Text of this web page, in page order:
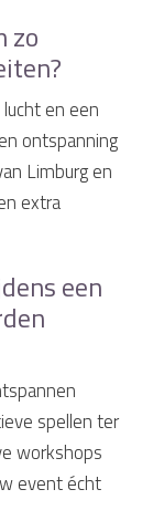
zo
en een
ontspanning
Limburg en
extra
een
spellen ter
workshops
event écht